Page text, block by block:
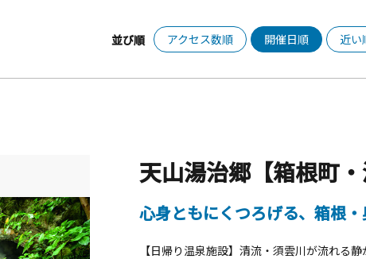
並び順 アクセス数順 開催日順 近い
天山湯治郷【箱根町・
心身ともにくつろげる、箱根
【日帰り温泉施設】清流・須雲川が流れる